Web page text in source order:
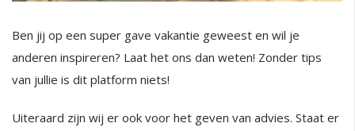
Ben jij op een super gave vakantie geweest en wil je
anderen inspireren? Laat het ons dan weten! Zonder tips
van jullie is dit platform niets!
Uiteraard zijn wij er ook voor het geven van advies. Staat er